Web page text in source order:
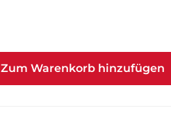
Zum Warenkorb hinzufügen